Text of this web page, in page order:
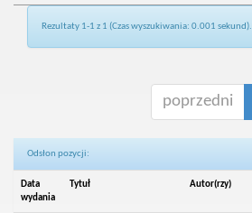
Rezultaty 1-1 z 1 (Czas wyszukiwania: 0.001 sekund).
poprzedni
Odsłon pozycji:
Data
wydania
Tytuł Autor(rzy)